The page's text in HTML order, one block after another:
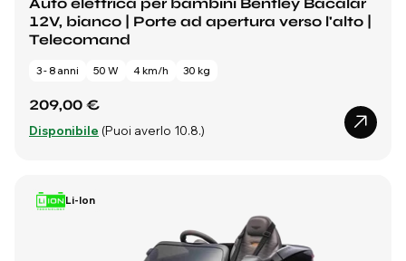
12V, bianco | Porte ad apertura verso l'alto |
Telecomand
3 - 8 anni 50 W 4 km/h 30 kg
209,00 €
Disponibile (Puoi averlo 10.8.)
Li-Ion